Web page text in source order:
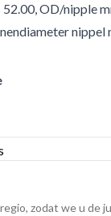
OD/nipple
zodat we u de